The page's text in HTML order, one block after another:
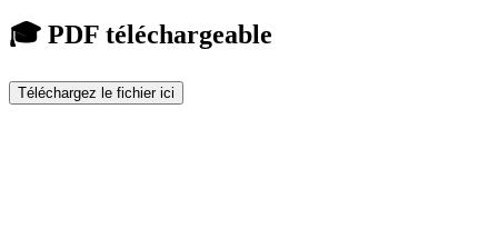
🎓 PDF téléchargeable
Téléchargez le fichier ici